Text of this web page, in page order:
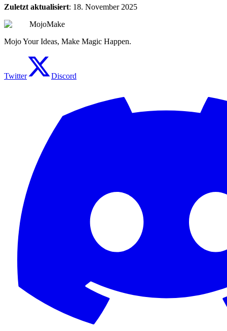
Zuletzt aktualisiert: 18. November 2025
MojoMake
Mojo Your Ideas, Make Magic Happen.
Twitter Discord